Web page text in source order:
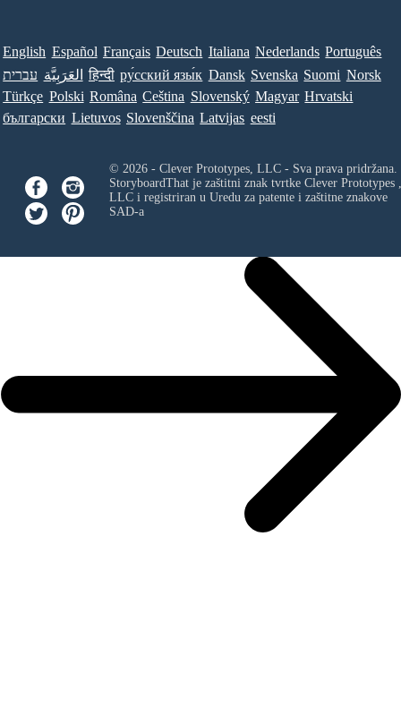
English Español Français Deutsch Italiana Nederlands Português
עברית العَرَبِيَّة हिन्दी ру́сский язы́к Dansk Svenska Suomi Norsk
Türkçe Polski Româna Ceština Slovenský Magyar Hrvatski
български Lietuvos Slovenščina Latvijas eesti
© 2026 - Clever Prototypes, LLC - Sva prava pridržana.
StoryboardThat je zaštitni znak tvrtke Clever Prototypes ,
LLCi registriran u Uredu za patente i zaštitne znakove
SAD-a